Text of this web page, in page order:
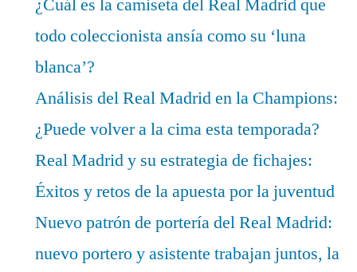
¿Cuál es la camiseta del Real Madrid que
todo coleccionista ansía como su ‘luna
blanca’?
Análisis del Real Madrid en la Champions:
¿Puede volver a la cima esta temporada?
Real Madrid y su estrategia de fichajes:
Éxitos y retos de la apuesta por la juventud
Nuevo patrón de portería del Real Madrid:
nuevo portero y asistente trabajan juntos, la